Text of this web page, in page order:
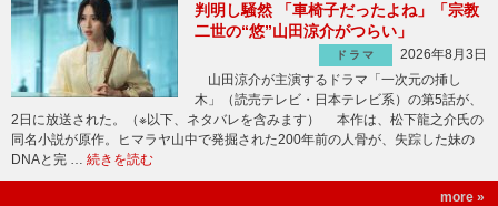
判明し騒然 「車椅子だったよね」「宗教
二世の“悠”山田涼介がつらい」
ドラマ
2026年8月3日
山田涼介が主演するドラマ「一次元の挿し
木」（読売テレビ・日本テレビ系）の第5話が、
2日に放送された。（※以下、ネタバレを含みます） 本作は、松下龍之介氏の
同名小説が原作。ヒマラヤ山中で発掘された200年前の人骨が、失踪した妹の
DNAと完 … 続きを読む
more »